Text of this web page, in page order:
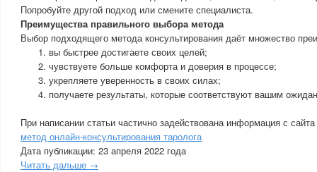
Попробуйте другой подход или смените специалиста.
Преимущества правильного выбора метода
Выбор подходящего метода консультирования даёт множество
вы быстрее достигаете своих целей;
чувствуете больше комфорта и доверия в процессе;
укрепляете уверенность в своих силах;
получаете результаты, которые соответствуют вашим
При написании статьи частично задействована информация с
метод онлайн-консультирования таролога
Дата публикации: 23 апреля 2022 года
Читать дальше →